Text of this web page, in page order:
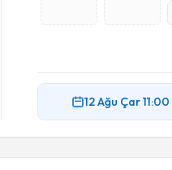
12 Ağu Çar11:00
Randevu Takvimi Talebi